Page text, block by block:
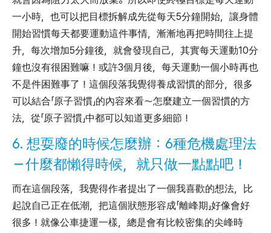
一小時，也可以把目標拆解成先從每天5分鐘開始，讓身體
開始習慣每天都要運動這件事情，漸漸地再把時間往上提
升，每次增加5分鐘後，就會發現自己，其實每天運動10分
鐘也沒有很困難嘛！或許3個月後，每天運動一個小時再也
不是件困難事了！這個段落我覺得養成習慣的部分，很多
可以結合「原子習慣」的內容來看～怎麼建立一個習慣的方
法，從「原子習慣」中都可以知道更多細節！
6. 想耍廢的時候怎麼辦：6種危機處理法
－什麼都懶得時候，就只做一點點吧！
而在這個段落，我覺得作者提出了一個我喜歡的想法，比
起說自己正在低潮，把這個狀態形容成「離峰期」好像會好
很多！就像公車捷運一樣，總是會有比較密集的尖峰時